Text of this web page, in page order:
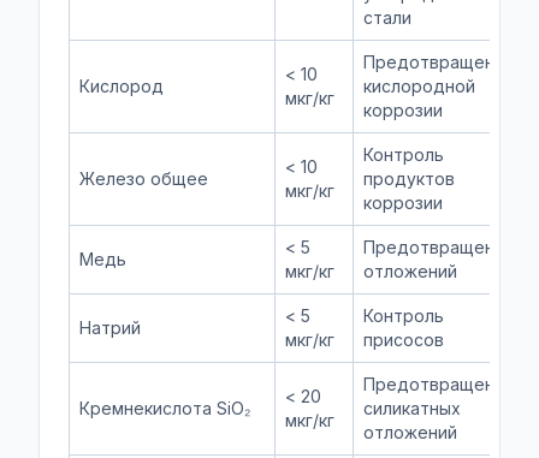
стали
Кислород
< 10
мкг/кг
Предотвращение
кислородной
коррозии
Железо общее
< 10
мкг/кг
Контроль
продуктов
коррозии
Медь
< 5
мкг/кг
Предотвращение
отложений
Натрий
< 5
мкг/кг
Контроль
присосов
Кремнекислота SiO₂
< 20
мкг/кг
Предотвращение
силикатных
отложений